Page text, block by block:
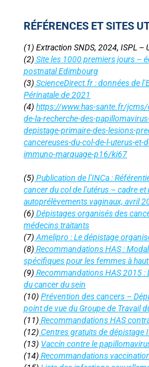
RÉFÉRENCES ET SITES
(1) Extraction SNDS, 2024, ISPL –
(2) Site les 1000 premiers jours –
postnatal Edimbourg
(3) ScienceDirect.fr : données de
Périnatale de 2021
(4) https://www.has-sante.fr/
de-la-recherche-des-
depistage-primaire-des-lesions-
cancereuses-du-col-de-l-uterus-et-
immuno-marquage-p16/ki67
(5) Publication de l’INCa :
cancer du col de l’utérus – cadre
autoprélèvements vaginaux, avril
(6) Dépistages organisés des
médecins traitants
(7)Amelipro : Le dépistage
(8) Recommandations HAS :
spécifiques pour les femmes à
(9) Recommandations HAS 2015 :
du cancer du sein
(10) Prévention des cancers –
point de vue du Groupe de Travail
(11) Recommandations HAS
(12) Centres gratuits de dépistage
(13) Vaccin contre le
(14) Recommandations